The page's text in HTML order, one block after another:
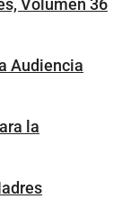
Volumen 36
Audiencia
la